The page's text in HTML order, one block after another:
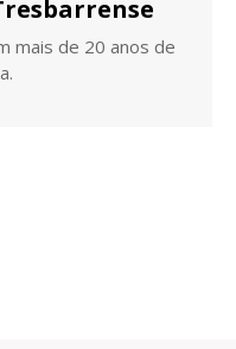
mais de 20 anos de